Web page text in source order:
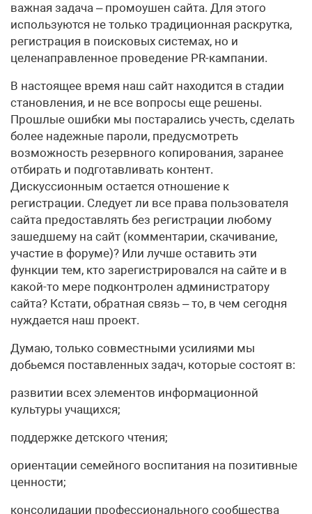
важная задача – промоушен сайта. Для этого
используются не только традиционная раскрутка,
регистрация в поисковых системах, но и
целенаправленное проведение PR-кампании.
В настоящее время наш сайт находится в стадии
становления, и не все вопросы еще решены.
Прошлые ошибки мы постарались учесть, сделать
более надежные пароли, предусмотреть
возможность резервного копирования, заранее
отбирать и подготавливать контент.
Дискуссионным остается отношение к
регистрации. Следует ли все права пользователя
сайта предоставлять без регистрации любому
зашедшему на сайт (комментарии, скачивание,
участие в форуме)? Или лучше оставить эти
функции тем, кто зарегистрировался на сайте и в
какой-то мере подконтролен администратору
сайта? Кстати, обратная связь – то, в чем сегодня
нуждается наш проект.
Думаю, только совместными усилиями мы
добьемся поставленных задач, которые состоят в:
развитии всех элементов информационной
культуры учащихся;
поддержке детского чтения;
ориентации семейного воспитания на позитивные
ценности;
консолидации профессионального сообщества